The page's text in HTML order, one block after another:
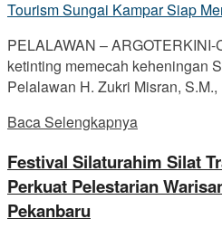
PELALAWAN –
ketinting memecah keheningan
Pelalawan H. Zukri Misran, S.M.,
Baca Selengkapnya
Festival Silaturahim Silat
Perkuat Pelestarian
Pekanbaru